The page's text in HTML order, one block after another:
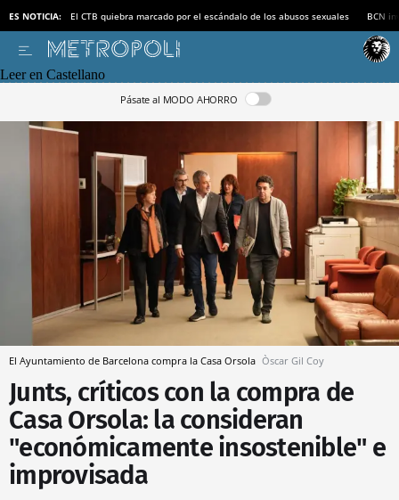
ES NOTICIA: El CTB quiebra marcado por el escándalo de los abusos sexuales BCN
Leer en Castellano
Pásate al MODO AHORRO
El Ayuntamiento de Barcelona compra la Casa Orsola Òscar Gil Coy
Junts, críticos con la compra de
Casa Orsola: la consideran
"económicamente insostenible" e
improvisada